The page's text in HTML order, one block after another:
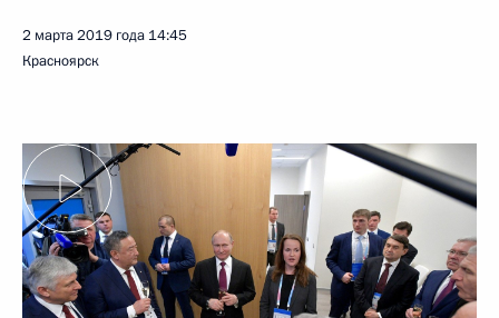
2 марта 2019 года 14:45
Красноярск